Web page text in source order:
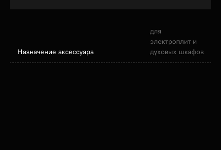
Назначение аксессуара
для
электроплит и
духовых шкафов